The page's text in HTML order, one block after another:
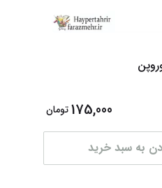
175,000تومان
به سبد خرید